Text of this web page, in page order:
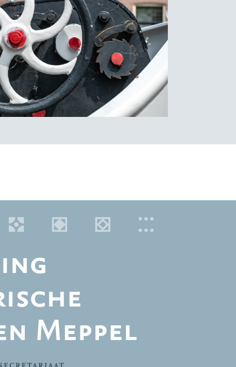
Meppel